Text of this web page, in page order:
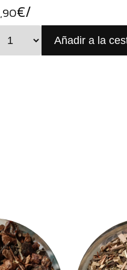
,90€/